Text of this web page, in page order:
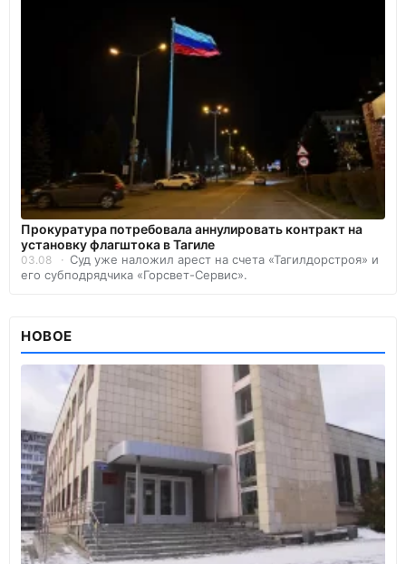
Прокуратура потребовала аннулировать контракт на
установку флагштока в Тагиле
03.08
Суд уже наложил арест на счета «Тагилдорстроя» и
его субподрядчика «Горсвет-Сервис».
НОВОЕ